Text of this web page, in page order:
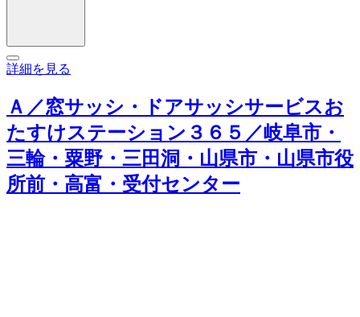
詳細を見る
Ａ／窓サッシ・ドアサッシサービスお
たすけステーション３６５／岐阜市・
三輪・粟野・三田洞・山県市・山県市役
所前・高富・受付センター